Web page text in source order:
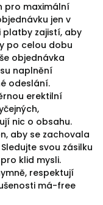
pro maximální
jen v
platby zajistí, aby
po celou dobu
objednávka
naplnění
odeslání.
erektilní
nic o obsahu.
aby se zachovala
svou zásilku
klid mysli.
respektují
má-free